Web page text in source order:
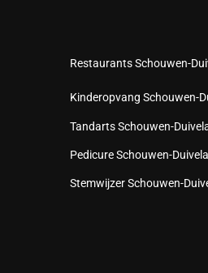
Restaurants Schouwen-
Kinderopvang Schouwen-
Tandarts Schouwen-
Pedicure Schouwen-
Stemwijzer Schouwen-